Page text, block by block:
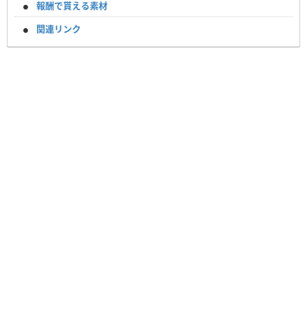
報酬で貰える素材
関連リンク